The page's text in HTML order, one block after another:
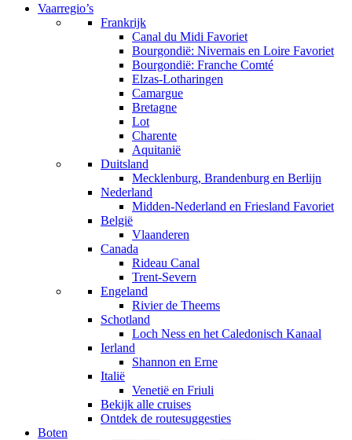
Vaarregio’s
Frankrijk
Canal du Midi Favoriet
Bourgondië: Nivernais en Loire Favoriet
Bourgondië: Franche Comté
Elzas-Lotharingen
Camargue
Bretagne
Lot
Charente
Aquitanië
Duitsland
Mecklenburg, Brandenburg en Berlijn
Nederland
Midden-Nederland en Friesland Favoriet
België
Vlaanderen
Canada
Rideau Canal
Trent-Severn
Engeland
Rivier de Theems
Schotland
Loch Ness en het Caledonisch Kanaal
Ierland
Shannon en Erne
Italië
Venetië en Friuli
Bekijk alle cruises
Ontdek de routesuggesties
Boten